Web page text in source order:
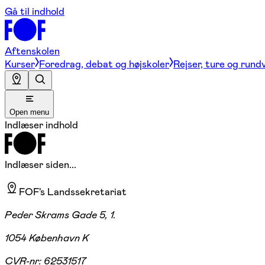
Gå til indhold
Aftenskolen
Kurser Foredrag, debat og højskoler Rejser, ture og
Open menu
Indlæser indhold
Indlæser siden...
FOF's Landssekretariat
Peder Skrams Gade 5, 1.
1054 København K
CVR-nr: 62531517